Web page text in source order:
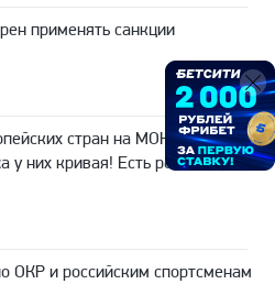
применять санкции
стран на МОК:
у них кривая! Есть решение —
ОКР и российским спортсменам